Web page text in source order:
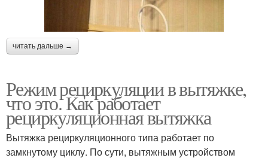
читать дальше →
Режим рециркуляции в вытяжке,
что это. Как работает
рециркуляционная вытяжка
Вытяжка рециркуляционного типа работает по
замкнутому циклу. По сути, вытяжным устройством